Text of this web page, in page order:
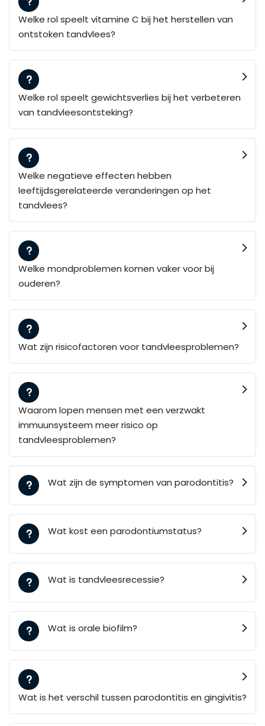
Welke rol speelt vitamine C bij het herstellen van
ontstoken tandvlees?
Welke rol speelt gewichtsverlies bij het verbeteren
van tandvleesontsteking?
Welke negatieve effecten hebben
leeftijdsgerelateerde veranderingen op het
tandvlees?
Welke mondproblemen komen vaker voor bij
ouderen?
Wat zijn risicofactoren voor tandvleesproblemen?
Waarom lopen mensen met een verzwakt
immuunsysteem meer risico op
tandvleesproblemen?
Wat zijn de symptomen van parodontitis?
Wat kost een parodontiumstatus?
Wat is tandvleesrecessie?
Wat is orale biofilm?
Wat is het verschil tussen parodontitis en gingivitis?